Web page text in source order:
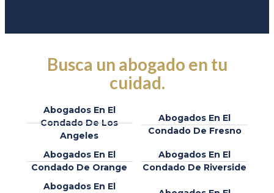
Busca un abogado en tu
cuidad.
Abogados En El
Condado De Los
Angeles
Abogados En El
Condado De Fresno
Abogados En El
Condado De Orange
Abogados En El
Condado De Riverside
Abogados En El